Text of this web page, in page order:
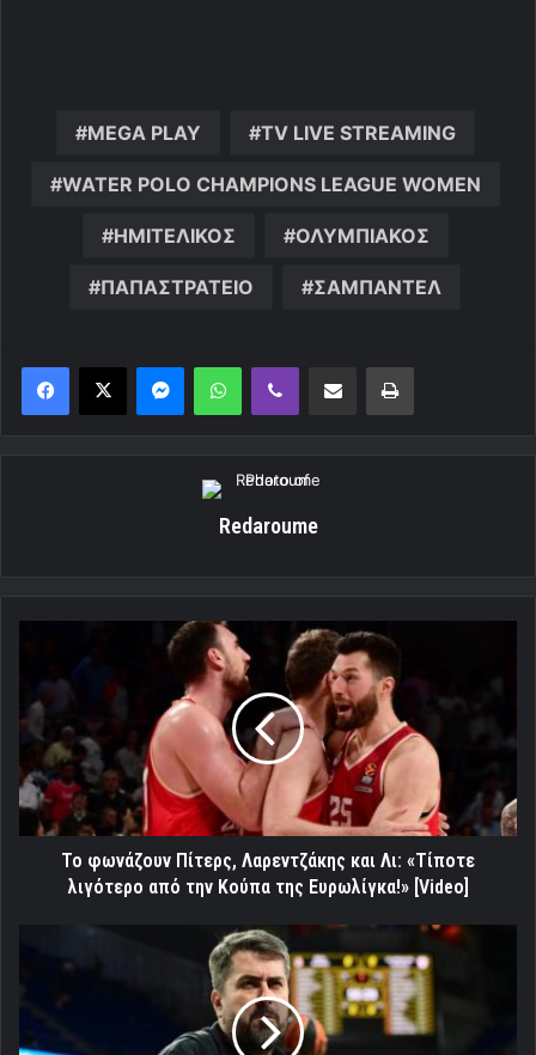
MEGA PLAY TV LIVE STREAMING
WATER POLO CHAMPIONS LEAGUE WOMEN
ΗΜΙΤΕΛΙΚΟΣ ΟΛΥΜΠΙΑΚΟΣ
ΠΑΠΑΣΤΡΑΤΕΙΟ ΣΑΜΠΑΝΤΕΛ
MessengerWhatsAppViber Κοινοποίηση μέσω ηλεκτρονικού ταχυδρομείουΕκτύπωση
Redaroume
φωνάζουν
Πίτερς,
Λαρεντζάκης
και
«Τίποτε
λιγότερο
από
Το φωνάζουν Πίτερς, Λαρεντζάκης και Λι: «Τίποτε
λιγότερο από την Κούπα της Ευρωλίγκα!» [Video]
καλό
Παπανικολάου